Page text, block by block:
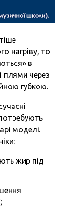
нагріву, то
в
плями через
губкою.
моделі.
жир під